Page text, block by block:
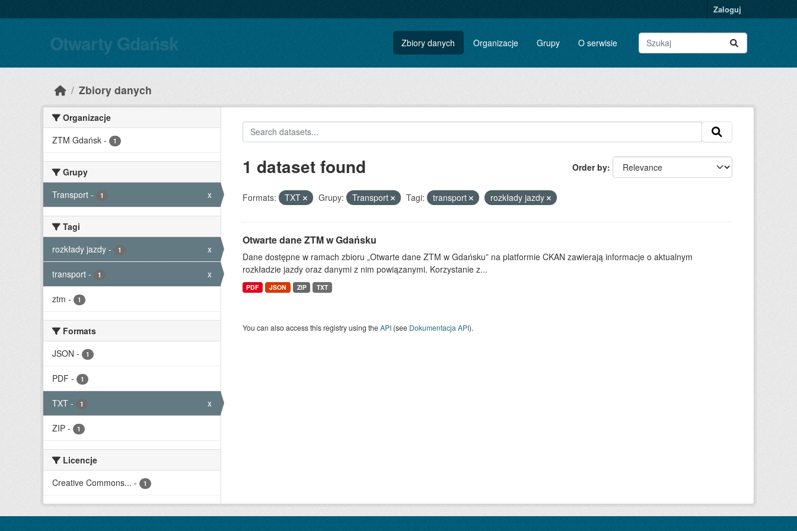
Zaloguj
Otwarty Gdańsk Zbiory danych Organizacje Grupy O serwisie
Zbiory danych
Organizacje
ZTM Gdańsk - 1
Grupy
Transport - 1 x
Tagi
rozkłady jazdy - 1 x
transport - 1 x
ztm - 1
Formats
JSON - 1
PDF - 1
TXT - 1 x
ZIP - 1
Licencje
Creative Commons... - 1
Order by
1 dataset found
Formats: TXT Grupy: Transport Tagi: transport rozkłady jazdy
Otwarte dane ZTM w Gdańsku
Dane dostępne w ramach zbioru „Otwarte dane ZTM w Gdańsku” na platformie CKAN zawierają informacje o aktualnym
rozkładzie jazdy oraz danymi z nim powiązanymi. Korzystanie z...
PDF JSON ZIP TXT
You can also access this registry using theAPI(see Dokumentacja API).